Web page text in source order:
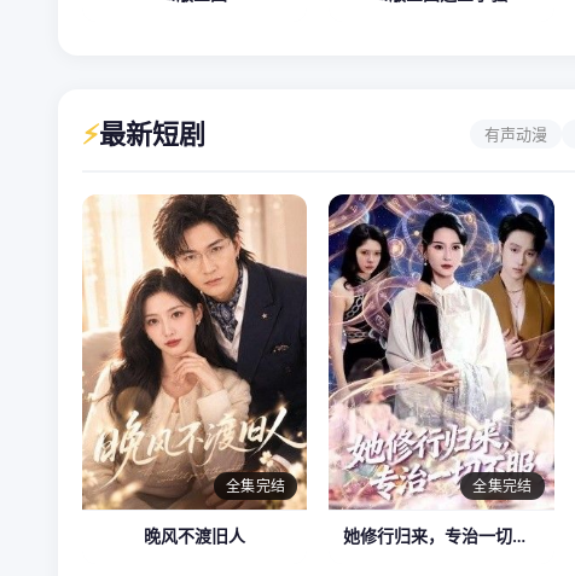
⚡最新短剧 有声动漫
全集完结
晚风不渡旧人
全集完结
她修行归来，专治一切不服